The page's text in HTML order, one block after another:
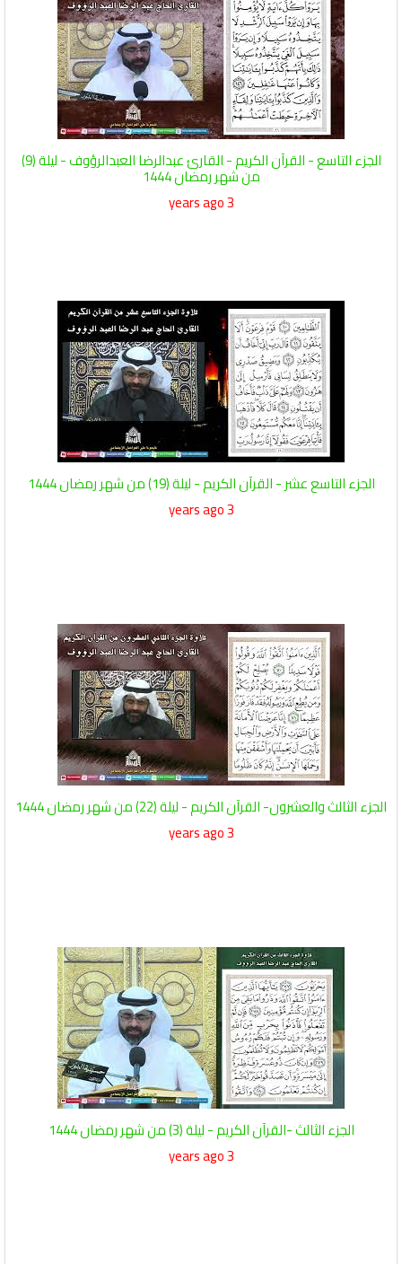
الجزء التاسع - القرآن الكريم - القارئ عبدالرضا العبدالرؤوف - ليلة (9)
من شهر رمضان 1444
3 years ago
الجزء التاسع عشر - القرآن الكريم - ليلة (19) من شهر رمضان 1444
3 years ago
الجزء الثالث والعشرون- القرآن الكريم - ليلة (22) من شهر رمضان 1444
3 years ago
الجزء الثالث -القرآن الكريم - ليلة (3) من شهر رمضان 1444
3 years ago